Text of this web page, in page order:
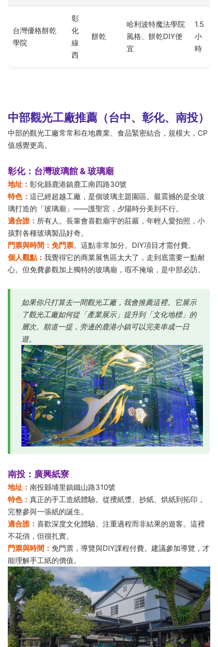
台灣優格餅乾
學院
彰
化
線
西
餅乾
哈利波特魔法學院
風格、餅乾DIY便
宜
1.5
小
時
中部觀光工廠推薦（台中、彰化、南投）
中部的觀光工廠常常和在地農業、食品緊密結合，規模大，CP
值感覺更高。
彰化：台灣玻璃館 & 玻璃廟
地址： 彰化縣鹿港鎮鹿工南四路30號
特色： 這已經超越工廠，是個玻璃主題園區。最震撼的是全玻
璃打造的「玻璃廟」——護聖宮，夕陽時分美到不行。
適合誰： 所有人。長輩會喜歡廟宇的莊嚴，年輕人愛拍照，小
孩對各種玻璃製品好奇。
門票與時間： 免門票。這點非常加分。DIY項目才需付費。
個人觀點： 我覺得它的商業展售區太大了，走到底需要一點耐
心。但免費參觀加上獨特的玻璃廟，瑕不掩瑜，是中部必訪。
如果你只打算去一間觀光工廠，我會推薦這裡。它展示
了觀光工廠如何從「產業展示」提升到「文化地標」的
層次。順道一提，旁邊的鹿港小鎮可以完美串成一日
遊。
南投：廣興紙寮
地址： 南投縣埔里鎮鐵山路310號
特色： 真正的手工造紙體驗。從攪紙漿、抄紙、烘紙到拓印，
完整參與一張紙的誕生。
適合誰： 喜歡深度文化體驗、注重過程而非結果的遊客。這裡
不花俏，但很扎實。
門票與時間： 免門票，導覽與DIY課程付費。建議參加導覽，才
能理解手工紙的價值。